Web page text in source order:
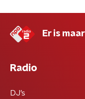
Er is
Radio
DJ’s